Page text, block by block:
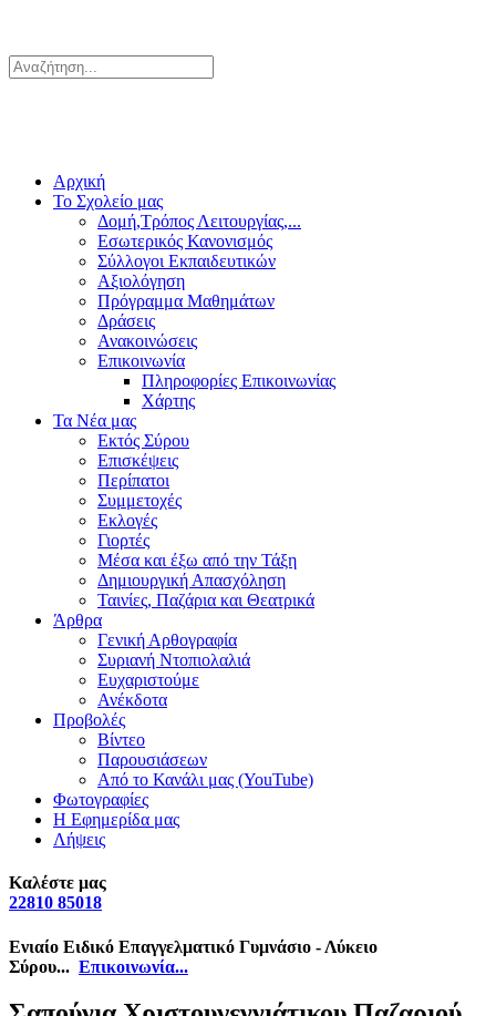
Αρχική
Το Σχολείο μας
Δομή,Τρόπος Λειτουργίας,...
Εσωτερικός Κανονισμός
Σύλλογοι Εκπαιδευτικών
Αξιολόγηση
Πρόγραμμα Μαθημάτων
Δράσεις
Ανακοινώσεις
Επικοινωνία
Πληροφορίες Επικοινωνίας
Χάρτης
Τα Νέα μας
Εκτός Σύρου
Επισκέψεις
Περίπατοι
Συμμετοχές
Εκλογές
Γιορτές
Μέσα και έξω από την Τάξη
Δημιουργική Απασχόληση
Ταινίες, Παζάρια και Θεατρικά
Άρθρα
Γενική Αρθογραφία
Συριανή Ντοπιολαλιά
Ευχαριστούμε
Ανέκδοτα
Προβολές
Βίντεο
Παρουσιάσεων
Από το Κανάλι μας (YouTube)
Φωτογραφίες
Η Εφημερίδα μας
Λήψεις
Καλέστε μας
22810 85018
Ενιαίο Ειδικό Επαγγελματικό Γυμνάσιο - Λύκειο
Σύρου... Επικοινωνία...